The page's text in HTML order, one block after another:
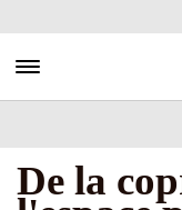
au
principal
Toggle navigation
De la